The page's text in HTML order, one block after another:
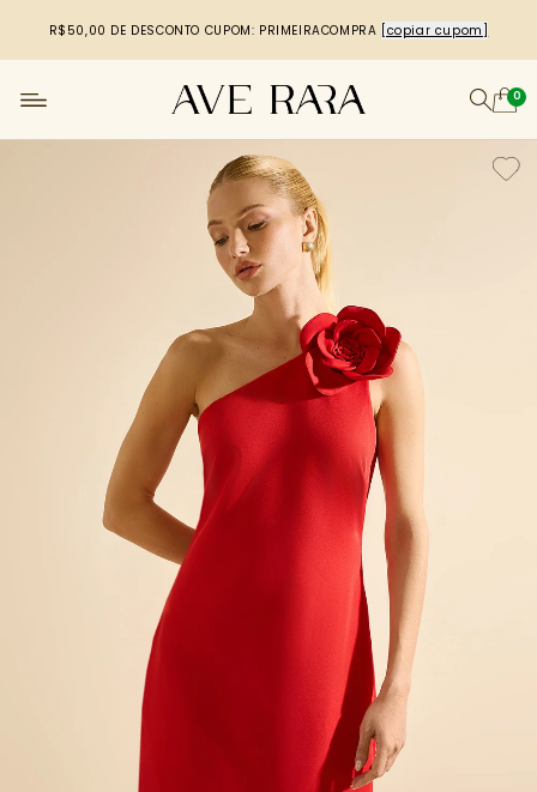
R$50,00 DE DESCONTO CUPOM: PRIMEIRACOMPRA [copiar cupom]
0